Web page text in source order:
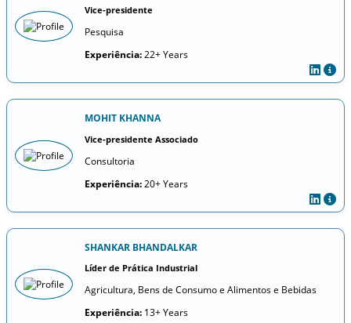
Vice-presidente
Pesquisa
Experiência:22+ Years
MOHIT KHANNA
Vice-presidente Associado
Consultoria
Experiência:20+ Years
SHANKAR BHANDALKAR
Líder de Prática Industrial
Agricultura, Bens de Consumo e Alimentos e Bebidas
Experiência: 13+ Years